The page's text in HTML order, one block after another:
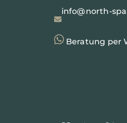
info@north-
Beratung per